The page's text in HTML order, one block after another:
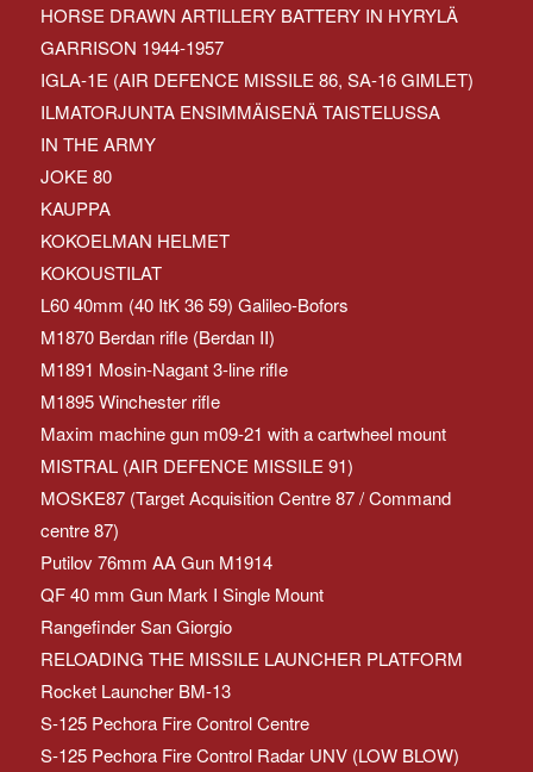
HORSE DRAWN ARTILLERY BATTERY IN HYRYLÄ
GARRISON 1944-1957
IGLA-1E (AIR DEFENCE MISSILE 86, SA-16 GIMLET)
ILMATORJUNTA ENSIMMÄISENÄ TAISTELUSSA
IN THE ARMY
JOKE 80
KAUPPA
KOKOELMAN HELMET
KOKOUSTILAT
L60 40mm (40 ItK 36 59) Galileo-Bofors
M1870 Berdan rifle (Berdan II)
M1891 Mosin-Nagant 3-line rifle
M1895 Winchester rifle
Maxim machine gun m09-21 with a cartwheel mount
MISTRAL (AIR DEFENCE MISSILE 91)
MOSKE87 (Target Acquisition Centre 87 / Command
centre 87)
Putilov 76mm AA Gun M1914
QF 40 mm Gun Mark I Single Mount
Rangefinder San Giorgio
RELOADING THE MISSILE LAUNCHER PLATFORM
Rocket Launcher BM-13
S-125 Pechora Fire Control Centre
S-125 Pechora Fire Control Radar UNV (LOW BLOW)